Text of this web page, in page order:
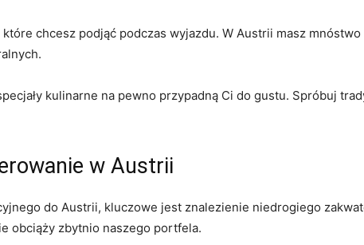
chcesz ​podjąć podczas wyjazdu. W Austrii masz⁢
kulinarne​ na pewno przypadną Ci do gustu. Spróbuj
‌w‍ Austrii
do ‍Austrii, ⁣kluczowe jest znalezienie niedrogiego
obciąży zbytnio naszego portfela.